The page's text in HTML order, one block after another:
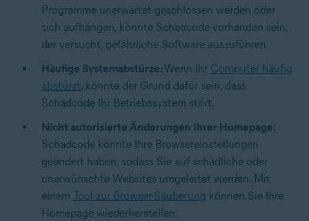
Programme unerwartet geschlossen werden oder
sich aufhängen, könnte Schadcode vorhanden sein,
der versucht, gefährliche Software auszuführen.
Häufige Systemabstürze: Wenn Ihr Computer häufig
abstürzt, könnte der Grund dafür sein, dass
Schadcode Ihr Betriebssystem stört.
Nicht autorisierte Änderungen Ihrer Homepage:
Schadcode könnte Ihre Browsereinstellungen
geändert haben, sodass Sie auf schädliche oder
unerwünschte Websites umgeleitet werden. Mit
einem Tool zur Browser-Säuberung können Sie Ihre
Homepage wiederherstellen.